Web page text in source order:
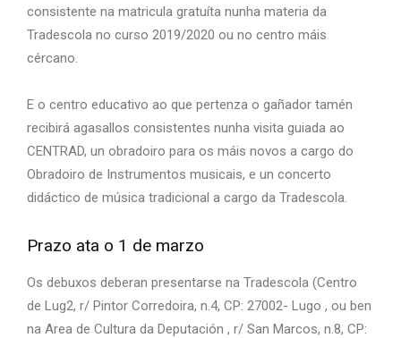
consistente na matricula gratuíta nunha materia da
Tradescola no curso 2019/2020 ou no centro máis
cércano.
E o centro educativo ao que pertenza o gañador tamén
recibirá agasallos consistentes nunha visita guiada ao
CENTRAD, un obradoiro para os máis novos a cargo do
Obradoiro de Instrumentos musicais, e un concerto
didáctico de música tradicional a cargo da Tradescola.
Prazo ata o 1 de marzo
Os debuxos deberan presentarse na Tradescola (Centro
de Lug2, r/ Pintor Corredoira, n.4, CP: 27002- Lugo , ou ben
na Area de Cultura da Deputación , r/ San Marcos, n.8, CP: